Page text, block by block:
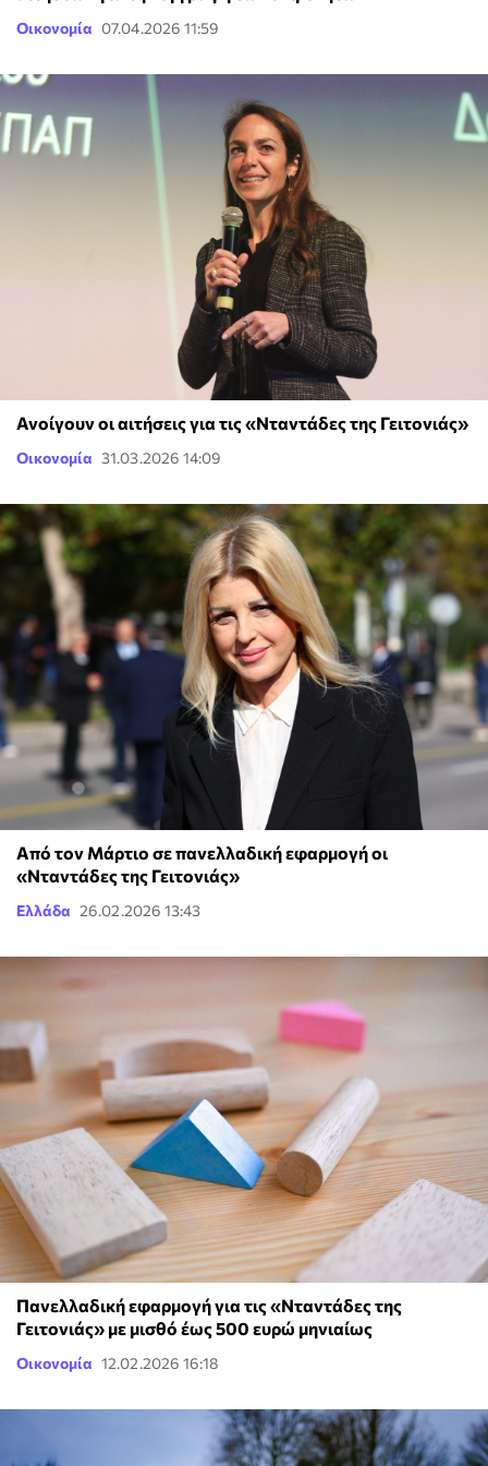
Οικονομία 07.04.2026 11:59
Ανοίγουν οι αιτήσεις για τις «Νταντάδες της Γειτονιάς»
Οικονομία 31.03.2026 14:09
Από τον Μάρτιο σε πανελλαδική εφαρμογή οι
«Νταντάδες της Γειτονιάς»
Ελλάδα 26.02.2026 13:43
Πανελλαδική εφαρμογή για τις «Νταντάδες της
Γειτονιάς» με μισθό έως 500 ευρώ μηνιαίως
Οικονομία 12.02.2026 16:18